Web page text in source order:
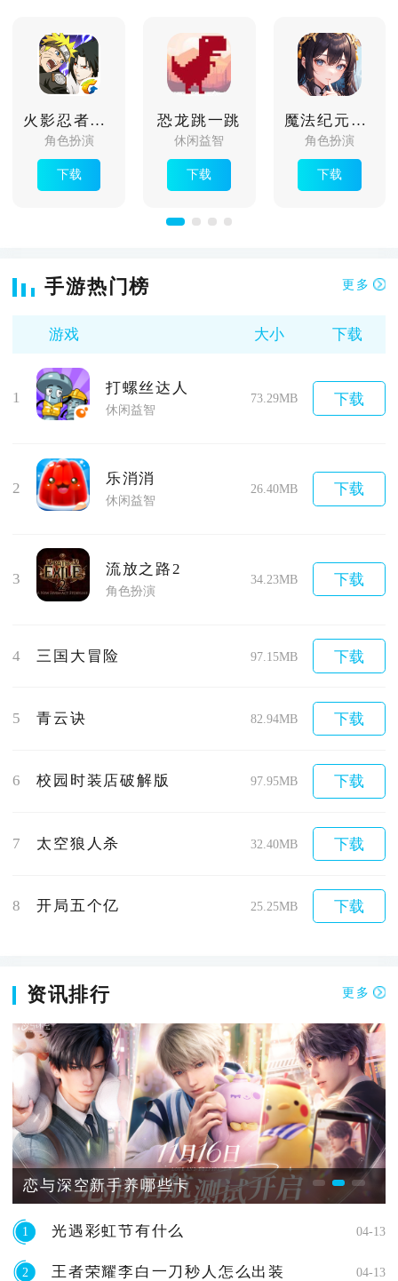
火影忍者忍者新世代
角色扮演
下载
恐龙跳一跳
休闲益智
下载
魔法纪元游戏软件
角色扮演
下载
手游热门榜 更多
游戏 大小 下载
1
打螺丝达人
休闲益智
73.29MB 下载
2
乐消消
休闲益智
26.40MB 下载
3
流放之路2
角色扮演
34.23MB 下载
4 三国大冒险 97.15MB 下载
5 青云诀 82.94MB 下载
6 校园时装店破解版 97.95MB 下载
7 太空狼人杀 32.40MB 下载
8 开局五个亿 25.25MB 下载
资讯排行 更多
恋与深空新手养哪些卡
1 光遇彩虹节有什么 04-13
2 王者荣耀李白一刀秒人怎么出装 04-13